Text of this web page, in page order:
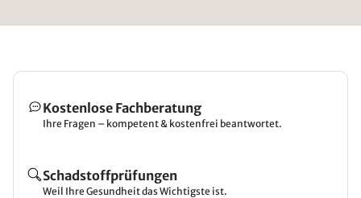
Kostenlose Fachberatung
Ihre Fragen – kompetent & kostenfrei beantwortet.
Schadstoffprüfungen
Weil Ihre Gesundheit das Wichtigste ist.